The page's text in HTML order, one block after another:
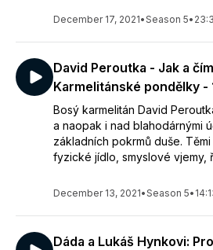
December 17, 2021•Season 5•
David Peroutka - Jak a
Karmelitánské pondělky -
Bosý karmelitán David
a naopak i nad blahodárnými
základních pokrmů duše.
fyzické jídlo, smyslové vjemy,
December 13, 2021•Season 5•
Dáda a Lukáš Hynkovi: